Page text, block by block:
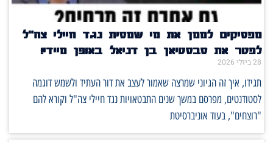
מפסיקים לממן את מי שמסית נגד חיילי צה"ל
לפטר את סבסטיאן בן דניאל באופן מיידי!
28 ביולי 2026
תגידו, איך זה הגיוני שמרצה שאמור לעצב את דור העתיד ולשמש דוגמה
לסטודנטים, מפרסם במשך שנים התבטאויות נגד חיילי צה"ל וקורא להם
"רוצחים", בעוד אוניברסיטת